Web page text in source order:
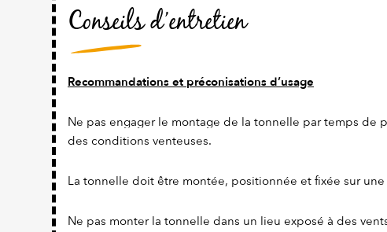
Conseils d’entretien
Recommandations et préconisations d’usage
Ne pas engager le montage de la tonnelle par temps de
des conditions venteuses.
La tonnelle doit être montée, positionnée et fixée sur une
Ne pas monter la tonnelle dans un lieu exposé à des